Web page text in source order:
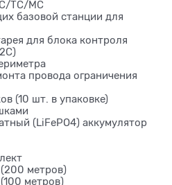
TC/MC
базовой станции для
для блока контроля
провода ограничения
(10 шт. в упаковке)
(LiFePO4) аккумулятор
метров)
метров)